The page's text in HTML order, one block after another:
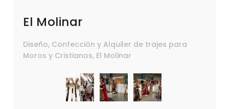
El Molinar
Diseño, Confección y Alquiler de trajes para
Moros y Cristianos, El Molinar